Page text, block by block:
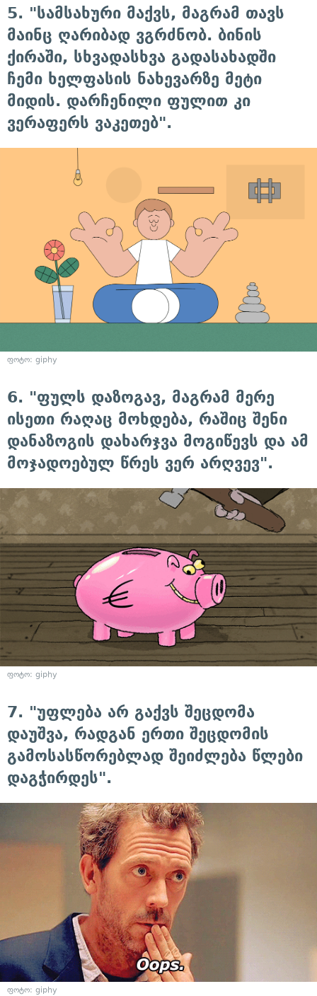
5. "სამსახური მაქვს, მაგრამ თავს
მაინც ღარიბად ვგრძნობ. ბინის
ქირაში, სხვადასხვა გადასახადში
ჩემი ხელფასის ნახევარზე მეტი
მიდის. დარჩენილი ფულით კი
ვერაფერს ვაკეთებ".
ფოტო: giphy
6. "ფულს დაზოგავ, მაგრამ მერე
ისეთი რაღაც მოხდება, რაშიც შენი
დანაზოგის დახარჯვა მოგიწევს და ამ
მოჯადოებულ წრეს ვერ არღვევ".
ფოტო: giphy
7. "უფლება არ გაქვს შეცდომა
დაუშვა, რადგან ერთი შეცდომის
გამოსასწორებლად შეიძლება წლები
დაგჭირდეს".
ფოტო: giphy